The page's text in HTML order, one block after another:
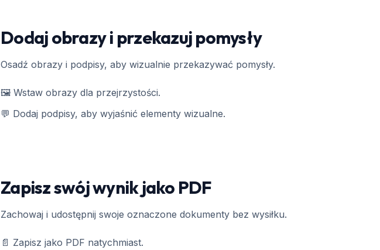
Dodaj obrazy i przekazuj pomysły
Osadź obrazy i podpisy, aby wizualnie przekazywać pomysły.
🖼️ Wstaw obrazy dla przejrzystości.
💬 Dodaj podpisy, aby wyjaśnić elementy wizualne.
Zapisz swój wynik jako PDF
Zachowaj i udostępnij swoje oznaczone dokumenty bez wysiłku.
📄 Zapisz jako PDF natychmiast.